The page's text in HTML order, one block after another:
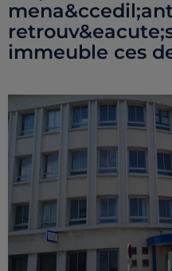
immeuble ces